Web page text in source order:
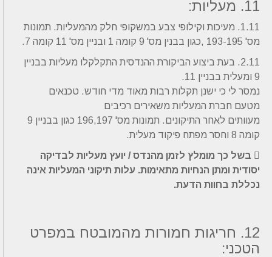
11. מעליות:
1.11. מעיכות וקילופי צבע במשקופי חלק מהמעליות. תמונות
מס' 193-195 ,כגון בבנין מס' 9 קומה 1 ובניין מס' 11 קומה 7.
2.11. בעת ביצוע הביקורת ההנדסית התקלקלו מעליות בבניין
9 ומעלית בבניין 11.
נמסר לי כי ישנן תקלות רבות מאוד מדי חודש. טכנאים
מטעם חברת המעליות משאירים רכיבים
מעוותים לאחר התיקונים. תמונות מס' 196,197 כגון בבניין 9
קומה 8 וחסר מפתח פיקוד מעלית.
 בשל כך מומלץ לזמן מהנדס / יועץ מעליות לבדיקה
יסודית ומתן הנחיות מתאימות. עלות תיקוני המעליות אינה
נכללת בחוות הדעת.
12. חריגות חמורות מהמובטח במפרט
הטכני: